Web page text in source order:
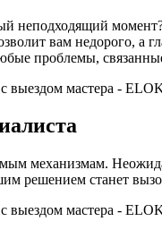
неподходящий
вам недорого, а
проблемы,
механизмам.
решением станет